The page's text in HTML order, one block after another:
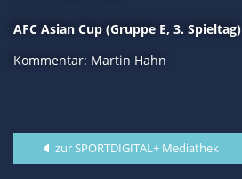
AFC Asian Cup (Gruppe E, 3. Spieltag)
Kommentar: Martin Hahn
zur SPORTDIGITAL+ Mediathek